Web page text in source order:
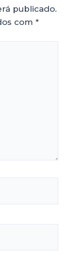
publicado.
com *